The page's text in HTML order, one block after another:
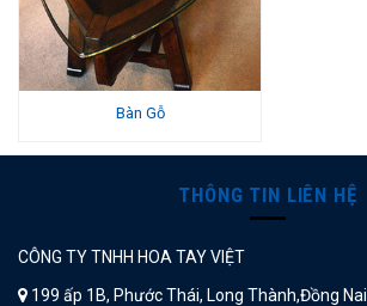
Bàn Gỗ
THÔNG TIN LIÊN HỆ
CÔNG TY TNHH HOA TAY VIỆT
199 ấp 1B, Phước Thái, Long Thành,Đồng Nai